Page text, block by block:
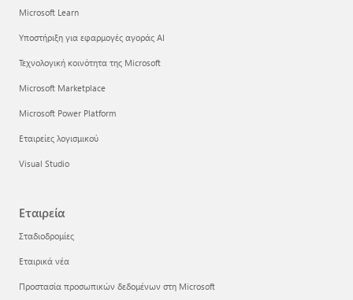
Microsoft Learn
Υποστήριξη για εφαρμογές αγοράς AI
Τεχνολογική κοινότητα της Microsoft
Microsoft Marketplace
Microsoft Power Platform
Εταιρείες λογισμικού
Visual Studio
Εταιρεία
Σταδιοδρομίες
Εταιρικά νέα
Προστασία προσωπικών δεδομένων στη Microsoft